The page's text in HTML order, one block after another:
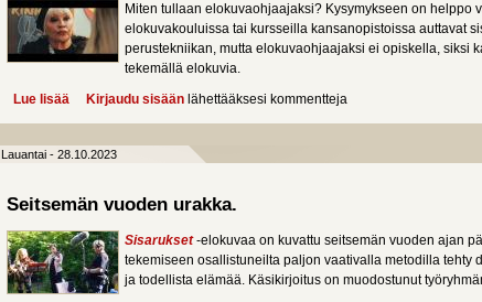
Miten tullaan elokuvaohjaajaksi? Kysymykseen on helppo
elokuvakouluissa tai kursseilla kansanopistoissa auttavat
perustekniikan, mutta elokuvaohjaajaksi ei opiskella, siksi
tekemällä elokuvia.
Lue lisää about Koston enkelin tekijät
Kirjaudu sisään lähettääksesi kommentteja
Lauantai - 28.10.2023
Seitsemän vuoden urakka.
Sisarukset -elokuvaa on kuvattu seitsemän vuoden ajan
tekemiseen osallistuneilta paljon vaativalla metodilla tehty
ja todellista elämää. Käsikirjoitus on muodostunut